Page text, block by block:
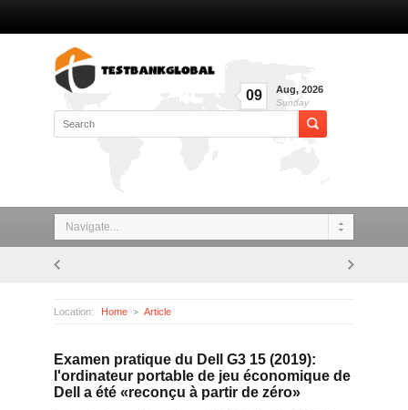
09 Aug, 2026
Sunday
Navigate...
Location: Home Article
Examen pratique du Dell G3 15 (2019):
l'ordinateur portable de jeu économique de
Dell a été «reconçu à partir de zéro»